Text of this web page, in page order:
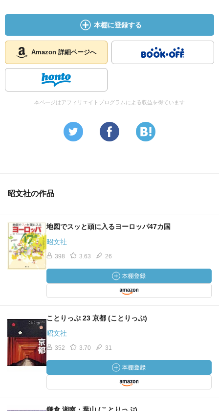
本棚に登録する
Amazon 詳細ページへ
本ページはアフィリエイトプログラムによる収益を得ています
昭文社の作品
地図でスッと頭に入るヨーロッパ47カ国
昭文社
398 3.63 26
ことりっぷ 23 京都 (ことりっぷ)
昭文社
352 3.70 31